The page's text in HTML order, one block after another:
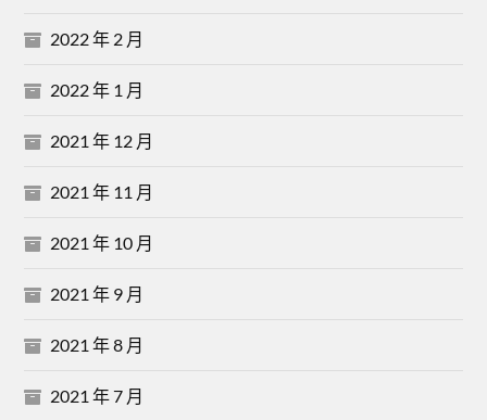
2022 年 2 月
2022 年 1 月
2021 年 12 月
2021 年 11 月
2021 年 10 月
2021 年 9 月
2021 年 8 月
2021 年 7 月